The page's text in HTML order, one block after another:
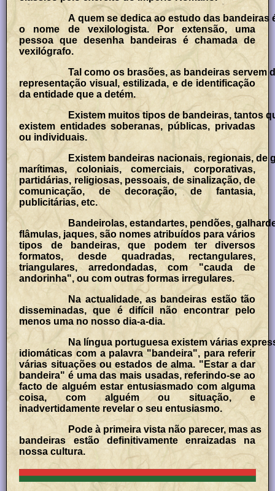
A quem se dedica ao estudo das bandeiras
o nome de vexilologista. Por extensão, uma
pessoa que desenha bandeiras é chamada de
vexilógrafo.
Tal como os brasões, as bandeiras servem
representação visual, estilizada, e de identificação
da entidade que a detém.
Existem muitos tipos de bandeiras, tantos
existem entidades soberanas, públicas, privadas
ou individuais.
Existem bandeiras nacionais, regionais, de
marítimas, coloniais, comerciais, corporativas,
partidárias, religiosas, pessoais, de sinalização, de
comunicação, de decoração, de fantasia,
publicitárias, etc.
Bandeirolas, estandartes, pendões,
flâmulas, jaques, são nomes atribuídos para vários
tipos de bandeiras, que podem ter diversos
formatos, desde quadradas, rectangulares,
triangulares, arredondadas, com "cauda de
andorinha", ou com outras formas irregulares.
Na actualidade, as bandeiras estão tão
disseminadas, que é difícil não encontrar pelo
menos uma no nosso dia-a-dia.
Na língua portuguesa existem várias
idiomáticas com a palavra "bandeira", para referir
várias situações ou estados de alma. "Estar a dar
bandeira" é uma das mais usadas, referindo-se ao
facto de alguém estar entusiasmado com alguma
coisa, com alguém ou situação, e
inadvertidamente revelar o seu entusiasmo.
Pode à primeira vista não parecer, mas as
bandeiras estão definitivamente enraizadas na
nossa cultura.